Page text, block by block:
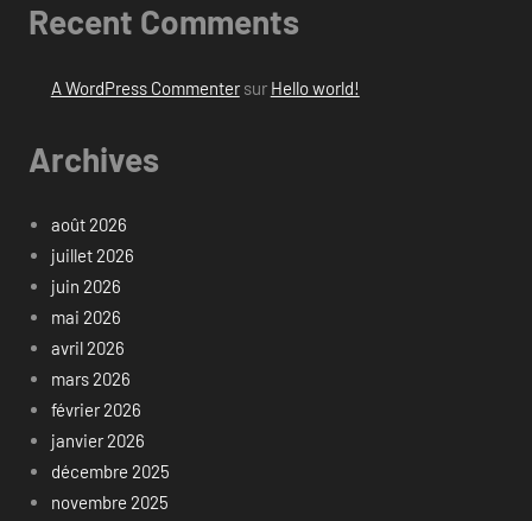
Recent Comments
A WordPress Commentersur Hello world!
Archives
août 2026
juillet 2026
juin 2026
mai 2026
avril 2026
mars 2026
février 2026
janvier 2026
décembre 2025
novembre 2025